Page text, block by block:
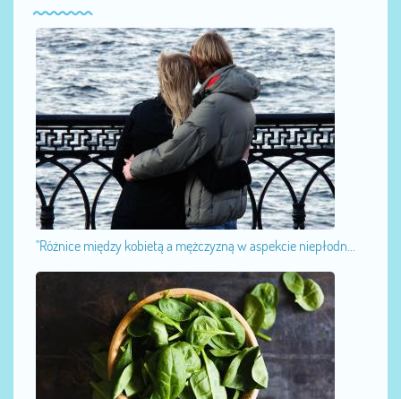
"Różnice między kobietą a mężczyzną w aspekcie niepłodn...